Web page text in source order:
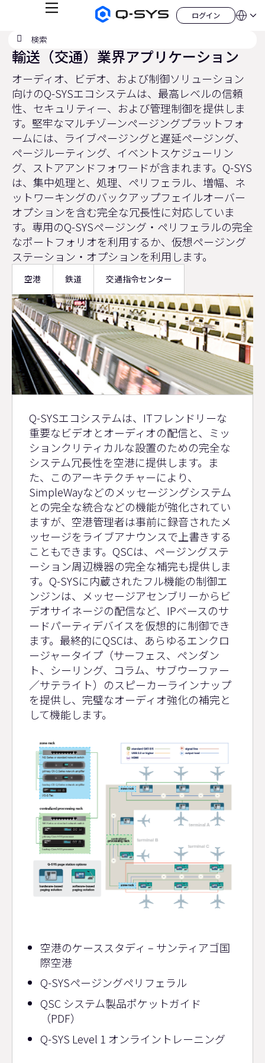
Q-
ー
デ
ィ
オ
製
品
ー
ム
ペ
ー
ジ
メ
ュ
ー
ログイン
ロ
グ
言
QSYS.com (English)
India (English)
Deutsch
Español
Français
日本語
한국어
China (中文)
索
の
輸送（交通）業界アプリケーション
オーディオ、ビデオ、および制御ソリューション
向けのQ-SYSエコシステムは、最高レベルの信頼
性、セキュリティー、および管理制御を提供しま
す。堅牢なマルチゾーンページングプラットフォ
ームには、ライブページングと遅延ページング、
ページルーティング、イベントスケジューリン
グ、ストアアンドフォワードが含まれます。Q-SYS
は、集中処理と、処理、ペリフェラル、増幅、ネ
ットワーキングのバックアップフェイルオーバー
オプションを含む完全な冗長性に対応していま
す。専用のQ-SYSページング・ペリフェラルの完全
なポートフォリオを利用するか、仮想ページング
ステーション・オプションを利用します。
空港 鉄道 交通指令センター
空
港
Q-SYSエコシステムは、ITフレンドリーな
重要なビデオとオーディオの配信と、ミッ
ションクリティカルな設置のための完全な
システム冗長性を空港に提供します。ま
た、このアーキテクチャーにより、
SimpleWayなどのメッセージングシステム
との完全な統合などの機能が強化されてい
ますが、空港管理者は事前に録音されたメ
ッセージをライブアナウンスで上書きする
こともできます。QSCは、ページングステ
ーション周辺機器の完全な補完も提供しま
す。Q-SYSに内蔵されたフル機能の制御エ
ンジンは、メッセージアセンブリーからビ
デオサイネージの配信など、IPベースのサ
ードパーティデバイスを仮想的に制御でき
ます。最終的にQSCは、あらゆるエンクロ
ージャータイプ（サーフェス、ペンダン
ト、シーリング、コラム、サブウーファー
／サテライト）のスピーカーラインナップ
を提供し、完璧なオーディオ強化の補完と
して機能します。
リ
ソ
ー
ス
空港のケーススタディ – サンティアゴ国
際空港
Q-SYSページングペリフェラル
QSC システム製品ポケットガイド
（PDF）
Q-SYS Level 1 オンライントレーニング